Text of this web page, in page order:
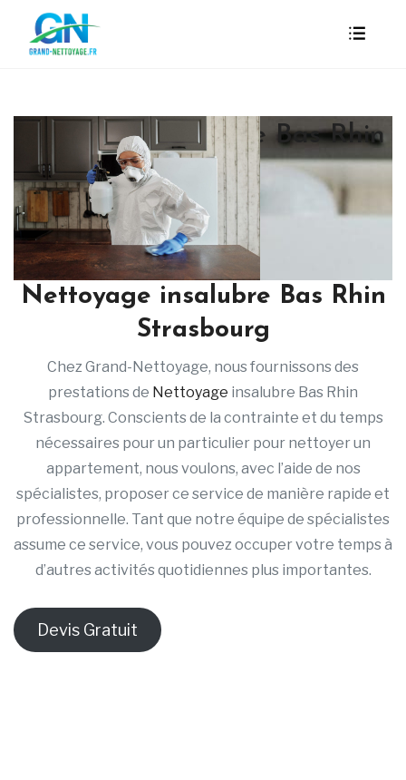
Nettoyage insalubre Bas Rhin
Strasbourg
Nettoyage insalubre Bas Rhin
Strasbourg
Chez Grand-Nettoyage, nous fournissons des
prestations de Nettoyage insalubre Bas Rhin
Strasbourg. Conscients de la contrainte et du temps
nécessaires pour un particulier pour nettoyer un
appartement, nous voulons, avec l’aide de nos
spécialistes, proposer ce service de manière rapide et
professionnelle. Tant que notre équipe de spécialistes
assume ce service, vous pouvez occuper votre temps à
d’autres activités quotidiennes plus importantes.
Devis Gratuit